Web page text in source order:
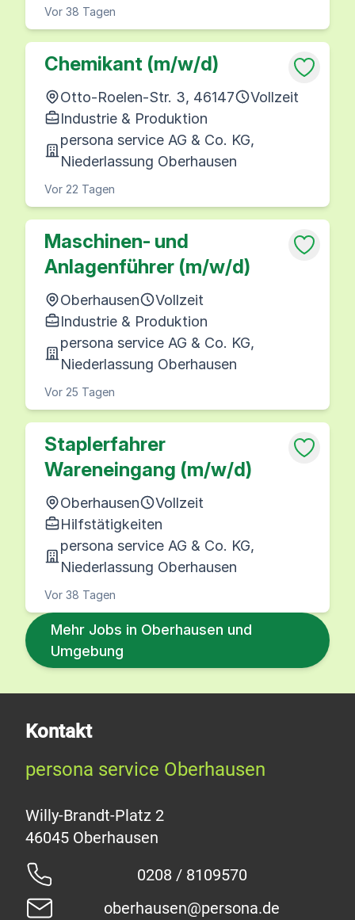
Vor 38 Tagen
Chemikant (m/w/d)
Otto-Roelen-Str. 3, 46147
Vollzeit
Industrie & Produktion
persona service AG & Co. KG,
Niederlassung Oberhausen
Vor 22 Tagen
Maschinen- und
Anlagenführer (m/w/d)
Oberhausen
Vollzeit
Industrie & Produktion
persona service AG & Co. KG,
Niederlassung Oberhausen
Vor 25 Tagen
Staplerfahrer
Wareneingang (m/w/d)
Oberhausen
Vollzeit
Hilfstätigkeiten
persona service AG & Co. KG,
Niederlassung Oberhausen
Vor 38 Tagen
Mehr Jobs in Oberhausen und
Umgebung
Kontakt
persona service Oberhausen
Willy-Brandt-Platz 2
0208 / 8109570
oberhausen@persona.de